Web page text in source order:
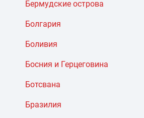
Бермудские острова
Болгария
Боливия
Босния и Герцеговина
Ботсвана
Бразилия